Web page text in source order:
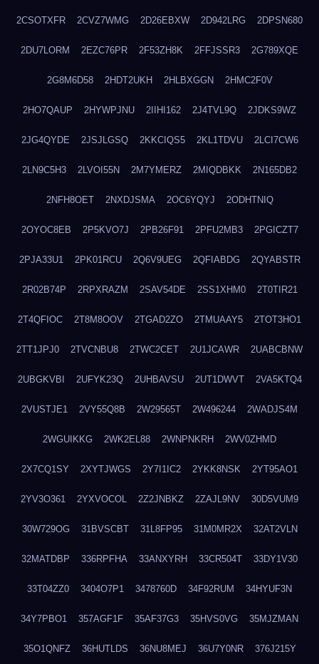
2CSOTXFR 2CVZ7WMG 2D26EBXW 2D942LRG 2DPSN680
2DU7LORM 2EZC76PR 2F53ZH8K 2FFJSSR3 2G789XQE
2G8M6D58 2HDT2UKH 2HLBXGGN 2HMC2F0V
2HO7QAUP 2HYWPJNU 2IIHI162 2J4TVL9Q 2JDKS9WZ
2JG4QYDE 2JSJLGSQ 2KKCIQS5 2KL1TDVU 2LCI7CW6
2LN9C5H3 2LVOI55N 2M7YMERZ 2MIQDBKK 2N165DB2
2NFH8OET 2NXDJSMA 2OC6YQYJ 2ODHTNIQ
2OYOC8EB 2P5KVO7J 2PB26F91 2PFU2MB3 2PGICZT7
2PJA33U1 2PK01RCU 2Q6V9UEG 2QFIABDG 2QYABSTR
2R02B74P 2RPXRAZM 2SAV54DE 2SS1XHM0 2T0TIR21
2T4QFIOC 2T8M8OOV 2TGAD2ZO 2TMUAAY5 2TOT3HO1
2TT1JPJ0 2TVCNBU8 2TWC2CET 2U1JCAWR 2UABCBNW
2UBGKVBI 2UFYK23Q 2UHBAVSU 2UT1DWVT 2VA5KTQ4
2VUSTJE1 2VY55Q8B 2W29565T 2W496244 2WADJS4M
2WGUIKKG 2WK2EL88 2WNPNKRH 2WV0ZHMD
2X7CQ1SY 2XYTJWGS 2Y7I1IC2 2YKK8NSK 2YT95AO1
2YV3O361 2YXVOCOL 2Z2JNBKZ 2ZAJL9NV 30D5VUM9
30W729OG 31BVSCBT 31L8FP95 31M0MR2X 32AT2VLN
32MATDBP 336RPFHA 33ANXYRH 33CR504T 33DY1V30
33T04ZZ0 3404O7P1 3478760D 34F92RUM 34HYUF3N
34Y7PBO1 357AGF1F 35AF37G3 35HVS0VG 35MJZMAN
35O1QNFZ 36HUTLDS 36NU8MEJ 36U7Y0NR 376J215Y